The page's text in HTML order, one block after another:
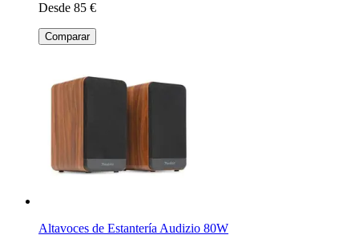
Desde 85 €
Comparar
Altavoces de Estantería Audizio 80W